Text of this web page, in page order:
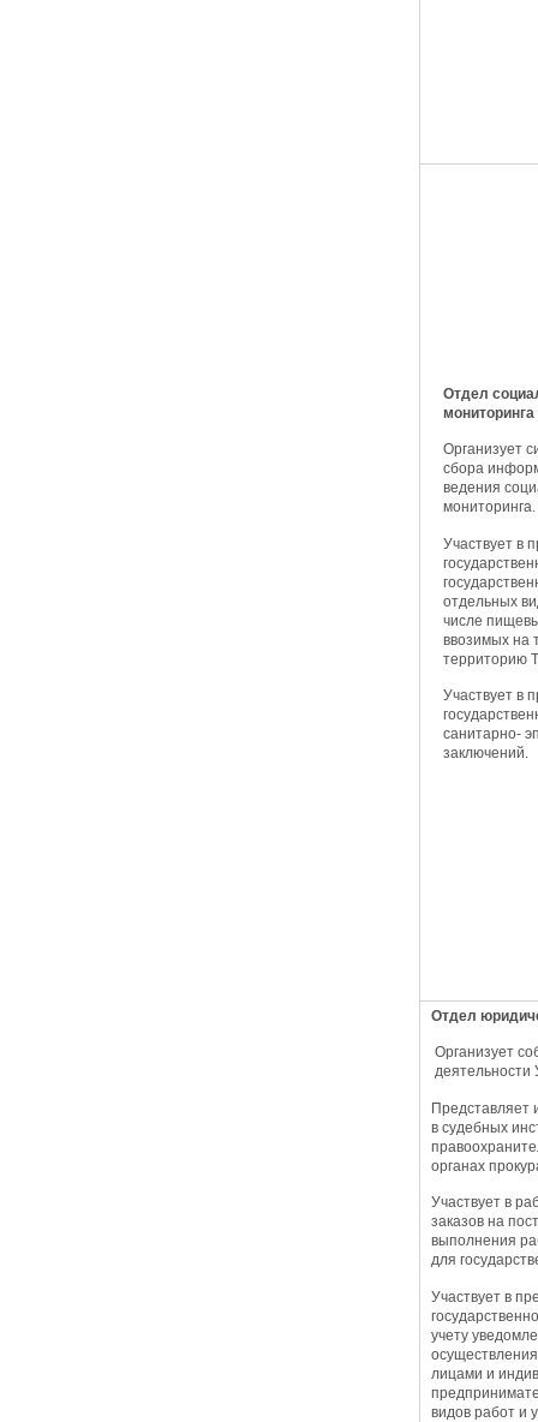
Отдел
мониторинга
Организует
сбора
ведения
мониторинга.
Участвует в
отдельных
числе
ввозимых на
территорию
Участвует в
санитарно-
заключений.
Отдел
Организует
деятельности
Представляет
в судебных
органах
Участвует в
заказов на
выполнения
для
Участвует в
учету
лицами и
видов работ и